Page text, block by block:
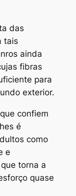
das
tais
ainda
fibras
para
exterior.
confiem
é
como
e
torna a
quase